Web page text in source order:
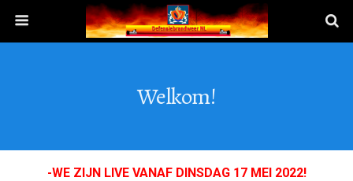
Welkom!
-WE ZIJN LIVE VANAF DINSDAG 17 MEI 2022!